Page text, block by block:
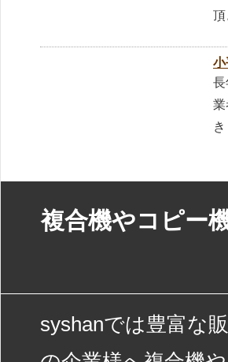
小
複合機やコピー
syshanでは豊富な